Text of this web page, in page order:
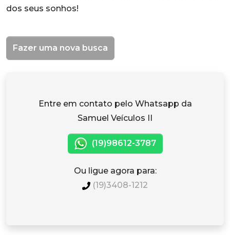
dos seus sonhos!
Fazer uma nova busca
Entre em contato pelo Whatsapp da
Samuel Veículos II
(19)98612-3787
Ou ligue agora para:
(19)3408-1212